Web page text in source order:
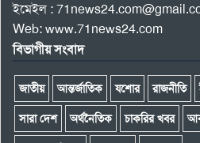
ইমেইল :
Web: www.71news24.com
বিভাগীয় সংবাদ
জাতীয় আন্তর্জাতিক যশোর রাজনীতি
সারা দেশ অর্থনৈতিক চাকরির খবর